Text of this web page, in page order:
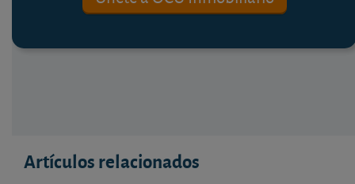
Artículos relacionados